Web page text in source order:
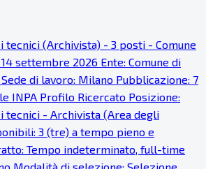
(Archivista) - 3 posti - Comune
settembre 2026 Ente: Comune di
di lavoro: Milano Pubblicazione: 7
INPA Profilo Ricercato Posizione:
- Archivista (Area degli
3 (tre) a tempo pieno e
Tempo indeterminato, full-time